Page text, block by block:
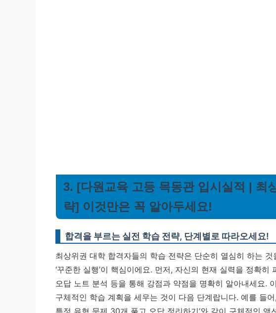
3. [다원교육 고등 목동관 입시실적 | 최
략] 이것만은 꼭 알아두세요!
합격을 부르는 실전 학습 전략, 단계별로 따라오세요!
최상위권 대학 합격자들의 학습 전략은 단순히 열심히 하는 것
‘꾸준한 실행’이 핵심이에요. 먼저, 자신의 현재 실력을 정확
오답 노트 분석 등을 통해 강점과 약점을 명확히 알아내세요.
구체적인 학습 계획을 세우는 것이 다음 단계랍니다. 예를 들어
특정 유형 문제 30개 풀고 오답 정리하기’와 같이 구체적인 액